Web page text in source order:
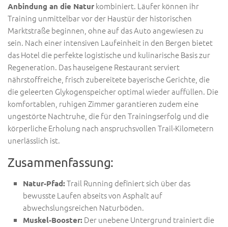
Anbindung an die Natur kombiniert. Läufer können ihr
Training unmittelbar vor der Haustür der historischen
Marktstraße beginnen, ohne auf das Auto angewiesen zu
sein. Nach einer intensiven Laufeinheit in den Bergen bietet
das Hotel die perfekte logistische und kulinarische Basis zur
Regeneration. Das hauseigene Restaurant serviert
nährstoffreiche, frisch zubereitete bayerische Gerichte, die
die geleerten Glykogenspeicher optimal wieder auffüllen. Die
komfortablen, ruhigen Zimmer garantieren zudem eine
ungestörte Nachtruhe, die für den Trainingserfolg und die
körperliche Erholung nach anspruchsvollen Trail-Kilometern
unerlässlich ist.
Zusammenfassung:
Natur-Pfad:Trail Running definiert sich über das
bewusste Laufen abseits von Asphalt auf
abwechslungsreichen Naturböden.
Muskel-Booster: Der unebene Untergrund trainiert die